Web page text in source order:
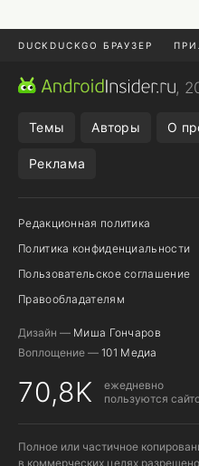
DUCKDUCKGO БРАУЗЕР
ПРИЛОЖЕНИЯ ANDROID
,
Темы Авторы О
Реклама
Редакционная политика
Политика конфиденциальности
Пользовательское соглашение
Правообладателям
Дизайн — Миша Гончаров
Воплощение — 101 Медиа
70,8K
ежедневно
пользуются
Полное или частичное
в коммерческих целях